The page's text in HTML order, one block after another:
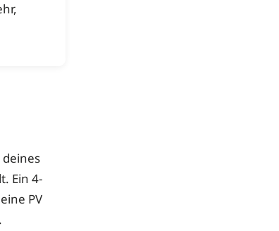
Ein 4-
PV